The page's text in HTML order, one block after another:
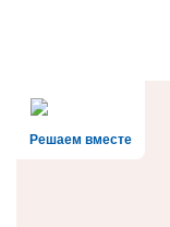
Решаем вместе